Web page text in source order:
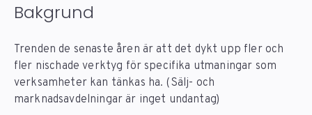
Bakgrund
Trenden de senaste åren är att det dykt upp fler och
fler nischade verktyg för specifika utmaningar som
verksamheter kan tänkas ha. (Sälj- och
marknadsavdelningar är inget undantag)